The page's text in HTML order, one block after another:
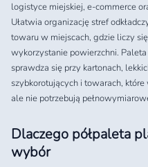
logistyce miejskiej, e-commerce
Ułatwia organizację stref
towaru w miejscach, gdzie liczy
wykorzystanie powierzchni.
sprawdza się przy kartonach,
szybkorotujących i towarach,
ale nie potrzebują
Dlaczego półpaleta
wybór